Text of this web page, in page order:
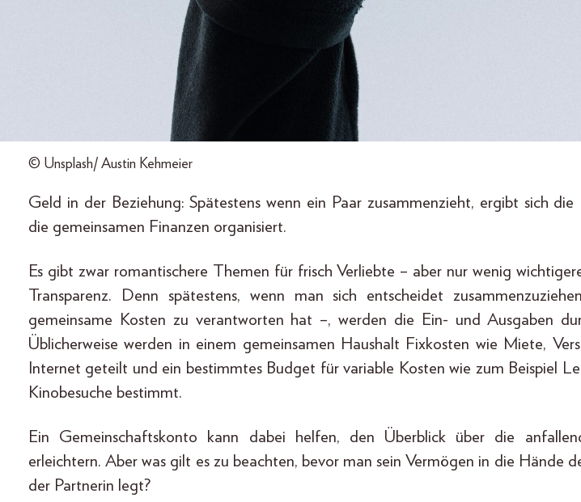
© Unsplash/ Austin Kehmeier
Geld in der Beziehung: Spätestens wenn ein Paar zusammenzieht, ergibt sich die
die gemeinsamen Finanzen organisiert.
Es gibt zwar romantischere Themen für frisch Verliebte – aber nur wenig
Transparenz. Denn spätestens, wenn man sich entscheidet
gemeinsame Kosten zu verantworten hat –, werden die Ein- und Ausgaben
Üblicherweise werden in einem gemeinsamen Haushalt Fixkosten wie Miete,
Internet geteilt und ein bestimmtes Budget für variable Kosten wie zum Beispiel
Kinobesuche bestimmt.
Ein Gemeinschaftskonto kann dabei helfen, den Überblick über die
erleichtern. Aber was gilt es zu beachten, bevor man sein Vermögen in die Hände
der Partnerin legt?